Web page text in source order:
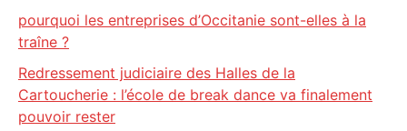
pourquoi les entreprises d’Occitanie sont-elles à la
traîne ?
Redressement judiciaire des Halles de la
Cartoucherie : l’école de break dance va finalement
pouvoir rester